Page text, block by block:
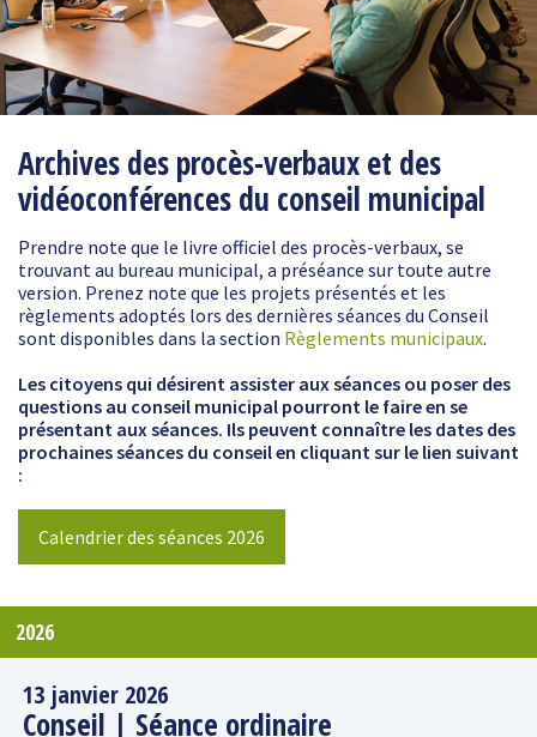
Archives des procès-verbaux et des
vidéoconférences du conseil municipal
Prendre note que le livre officiel des procès-verbaux, se
trouvant au bureau municipal, a préséance sur toute autre
version. Prenez note que les projets présentés et les
règlements adoptés lors des dernières séances du Conseil
sont disponibles dans la section Règlements municipaux.
Les citoyens qui désirent assister aux séances ou poser des
questions au conseil municipal pourront le faire en se
présentant aux séances. Ils peuvent connaître les dates des
prochaines séances du conseil en cliquant sur le lien suivant
:
Calendrier des séances 2026
2026
13 janvier 2026
Conseil | Séance ordinaire